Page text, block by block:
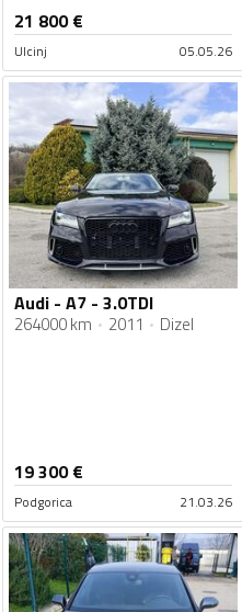
21 800€
Ulcinj 05.05.26
Audi - A7 - 3.0TDI
264000 km 2011 Dizel
19 300€
Podgorica 21.03.26